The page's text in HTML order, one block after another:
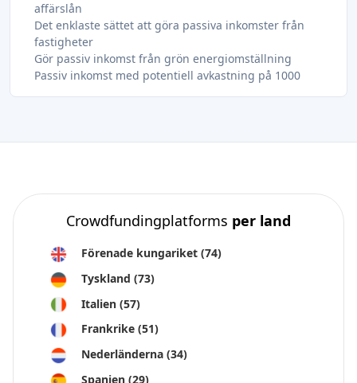
affärslån
Det enklaste sättet att göra passiva inkomster från
fastigheter
Gör passiv inkomst från grön energiomställning
Passiv inkomst med potentiell avkastning på 1000
Crowdfundingplatforms per land
Förenade kungariket (74)
Tyskland (73)
Italien (57)
Frankrike (51)
Nederländerna (34)
Spanien (29)